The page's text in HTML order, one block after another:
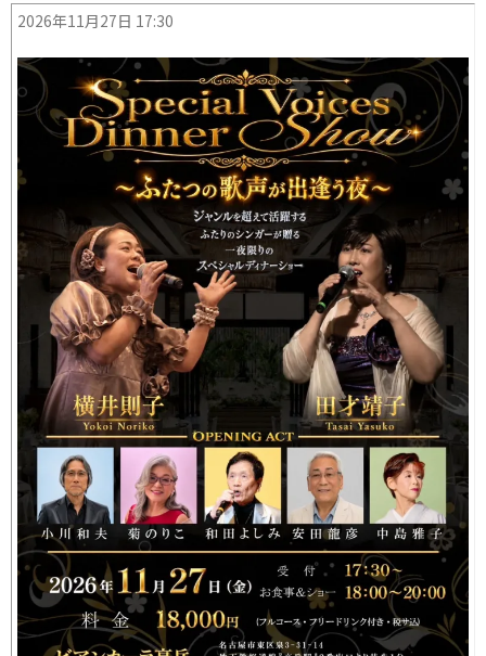
2026年11月27日 17:30